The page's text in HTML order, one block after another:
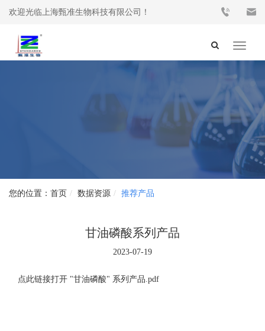
欢迎光临上海甄准生物科技有限公司！
Toggle
首页 数据资源 推荐产品
甘油磷酸系列产品
2023-07-19
点此链接打开 "甘油磷酸" 系列产品.pdf